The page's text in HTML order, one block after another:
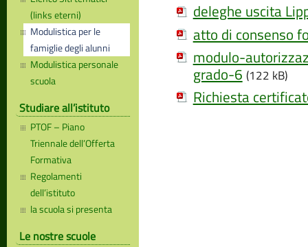
(links eterni)
Modulistica per le
famiglie degli alunni
Modulistica personale
scuola
Studiare all’istituto
PTOF – Piano
Triennale dell’Offerta
Formativa
Regolamenti
dell’istituto
la scuola si presenta
Le nostre scuole
deleghe uscita
atto di consenso
modulo-
grado-6 (122 kB)
Richiesta